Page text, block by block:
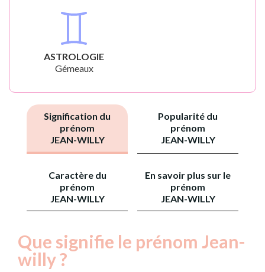
ASTROLOGIE
Gémeaux
Signification du
prénom
JEAN-WILLY
Popularité du
prénom
JEAN-WILLY
Caractère du
prénom
JEAN-WILLY
En savoir plus sur le
prénom
JEAN-WILLY
Que signifie le prénom Jean-
willy ?